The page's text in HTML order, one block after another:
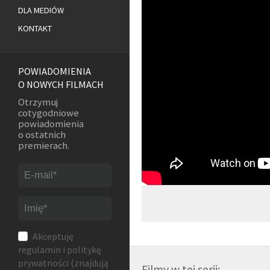
DLA MEDIÓW
KONTAKT
POWIADOMIENIA
O NOWYCH FILMACH
Otrzymuj
cotygodniowe
powiadomienia
o ostatnich
premierach.
Akceptuję
regulamin i politykę
prywatności (znajdują